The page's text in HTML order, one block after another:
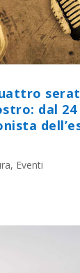
dal
, Eventi